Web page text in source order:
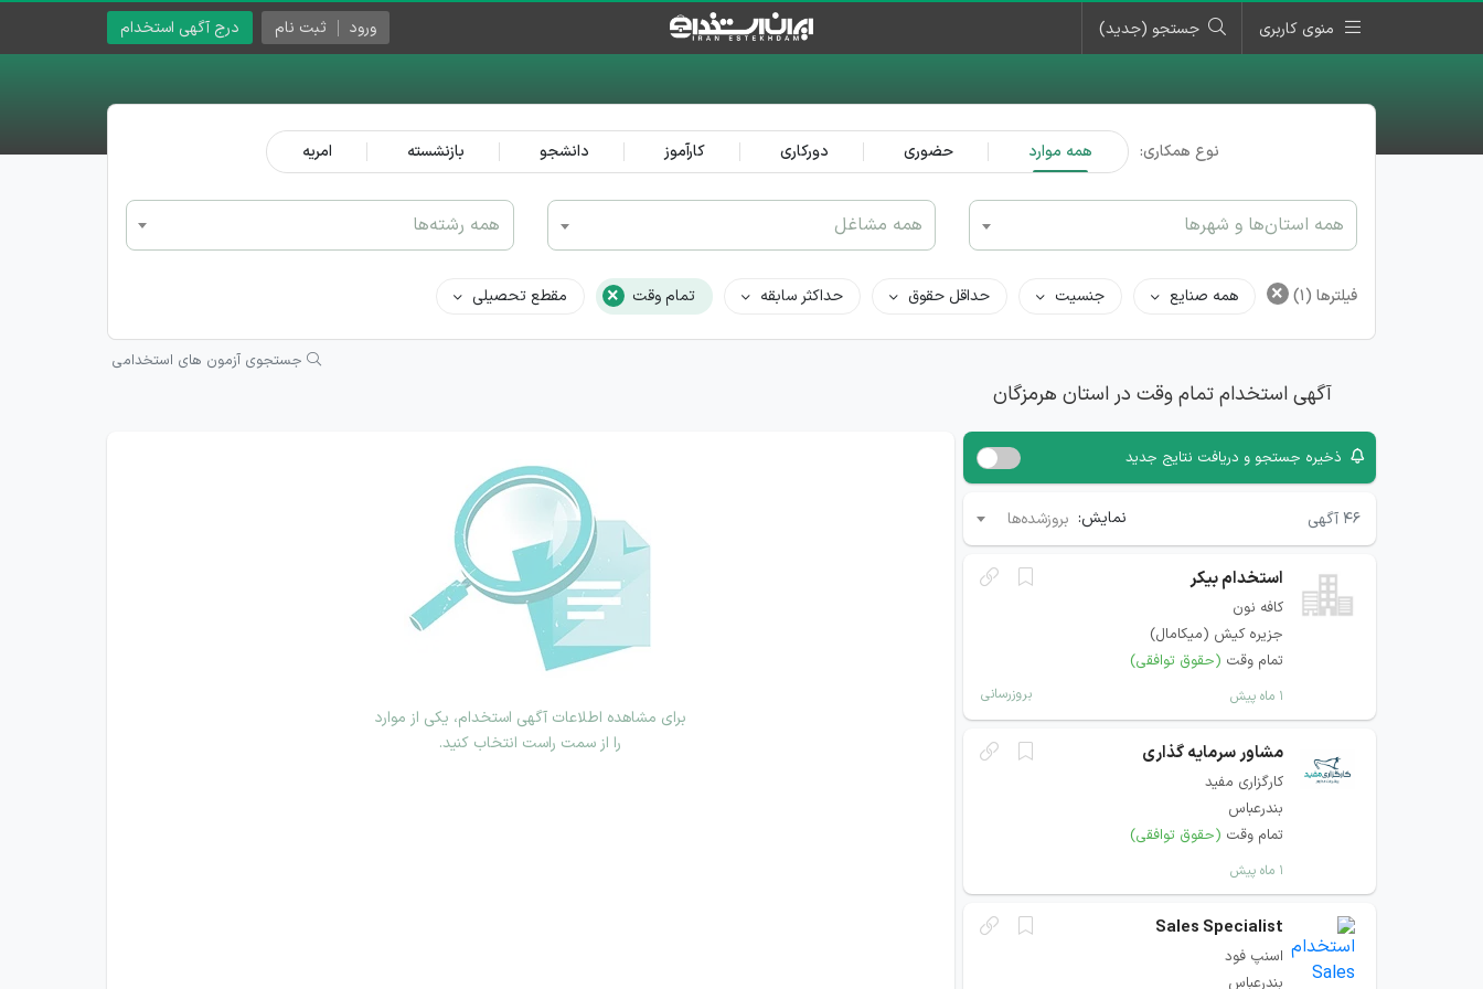
منوی کاربری جستجو (جدید) درج آگهی استخدام ورود ثبت نام
نوع همکاری: همه موارد حضوری دورکاری کارآموز دانشجو بازنشسته امریه
همه استان‌ها و شهرها همه مشاغل همه رشته‌ها
فیلترها (1)
× همه صنایع جنسیت حداقل حقوق حداکثر سابقه تمام وقت × مقطع تحصیلی
جستجوی آزمون های استخدامی
آگهی استخدام تمام وقت در استان هرمزگان
ذخیره جستجو و دریافت نتایج جدید
۴۶ آگهی نمایش: بروزشده‌ها
استخدام بیکر
کافه نون
جزیره کیش (میکامال)
تمام وقت (حقوق توافقی)
۱ ماه پیش بروزرسانی
مشاور سرمایه گذاری
کارگزاری مفید
بندرعباس
تمام وقت (حقوق توافقی)
۱ ماه پیش
Sales Specialist
اسنپ فود
بندرعباس
برای مشاهده اطلاعات آگهی استخدام، یکی از موارد
را از سمت راست انتخاب کنید.